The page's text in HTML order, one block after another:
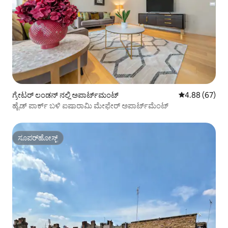
ಗ್ರೇಟರ್ ಲಂಡನ್ ನಲ್ಲಿ ಅಪಾರ್ಟ್‌ಮಂಟ್ 5 ರಲ್ಲಿ 4.88
4.88 (67)
ಹೈಡ್ ಪಾರ್ಕ್ ಬಳಿ ಐಷಾರಾಮಿ ಮೇಫೇರ್ ಅಪಾರ್ಟ್‌ಮೆಂಟ್
ಸೂಪರ್‌ಹೋಸ್ಟ್
ಸೂಪರ್‌ಹೋಸ್ಟ್